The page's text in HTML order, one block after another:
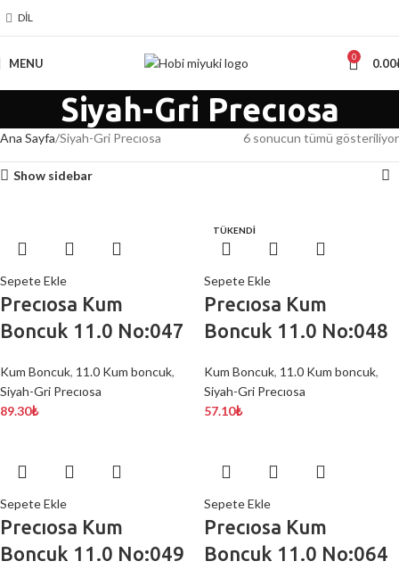
DIL
MENU 0 0.00
Siyah-Gri Precıosa
Ana Sayfa Siyah-Gri Precıosa 6 sonucun tümü gösteriliyor
Show sidebar
Sepete Ekle
Precıosa Kum
Boncuk 11.0 No:047
Kum Boncuk, 11.0 Kum boncuk,
Siyah-Gri Precıosa
89.30₺
Sepete Ekle
Precıosa Kum
Boncuk 11.0 No:048
Kum Boncuk, 11.0 Kum boncuk,
Siyah-Gri Precıosa
57.10₺
Sepete Ekle
Precıosa Kum
Boncuk 11.0 No:049
Sepete Ekle
Precıosa Kum
Boncuk 11.0 No:064
TÜKENDİ